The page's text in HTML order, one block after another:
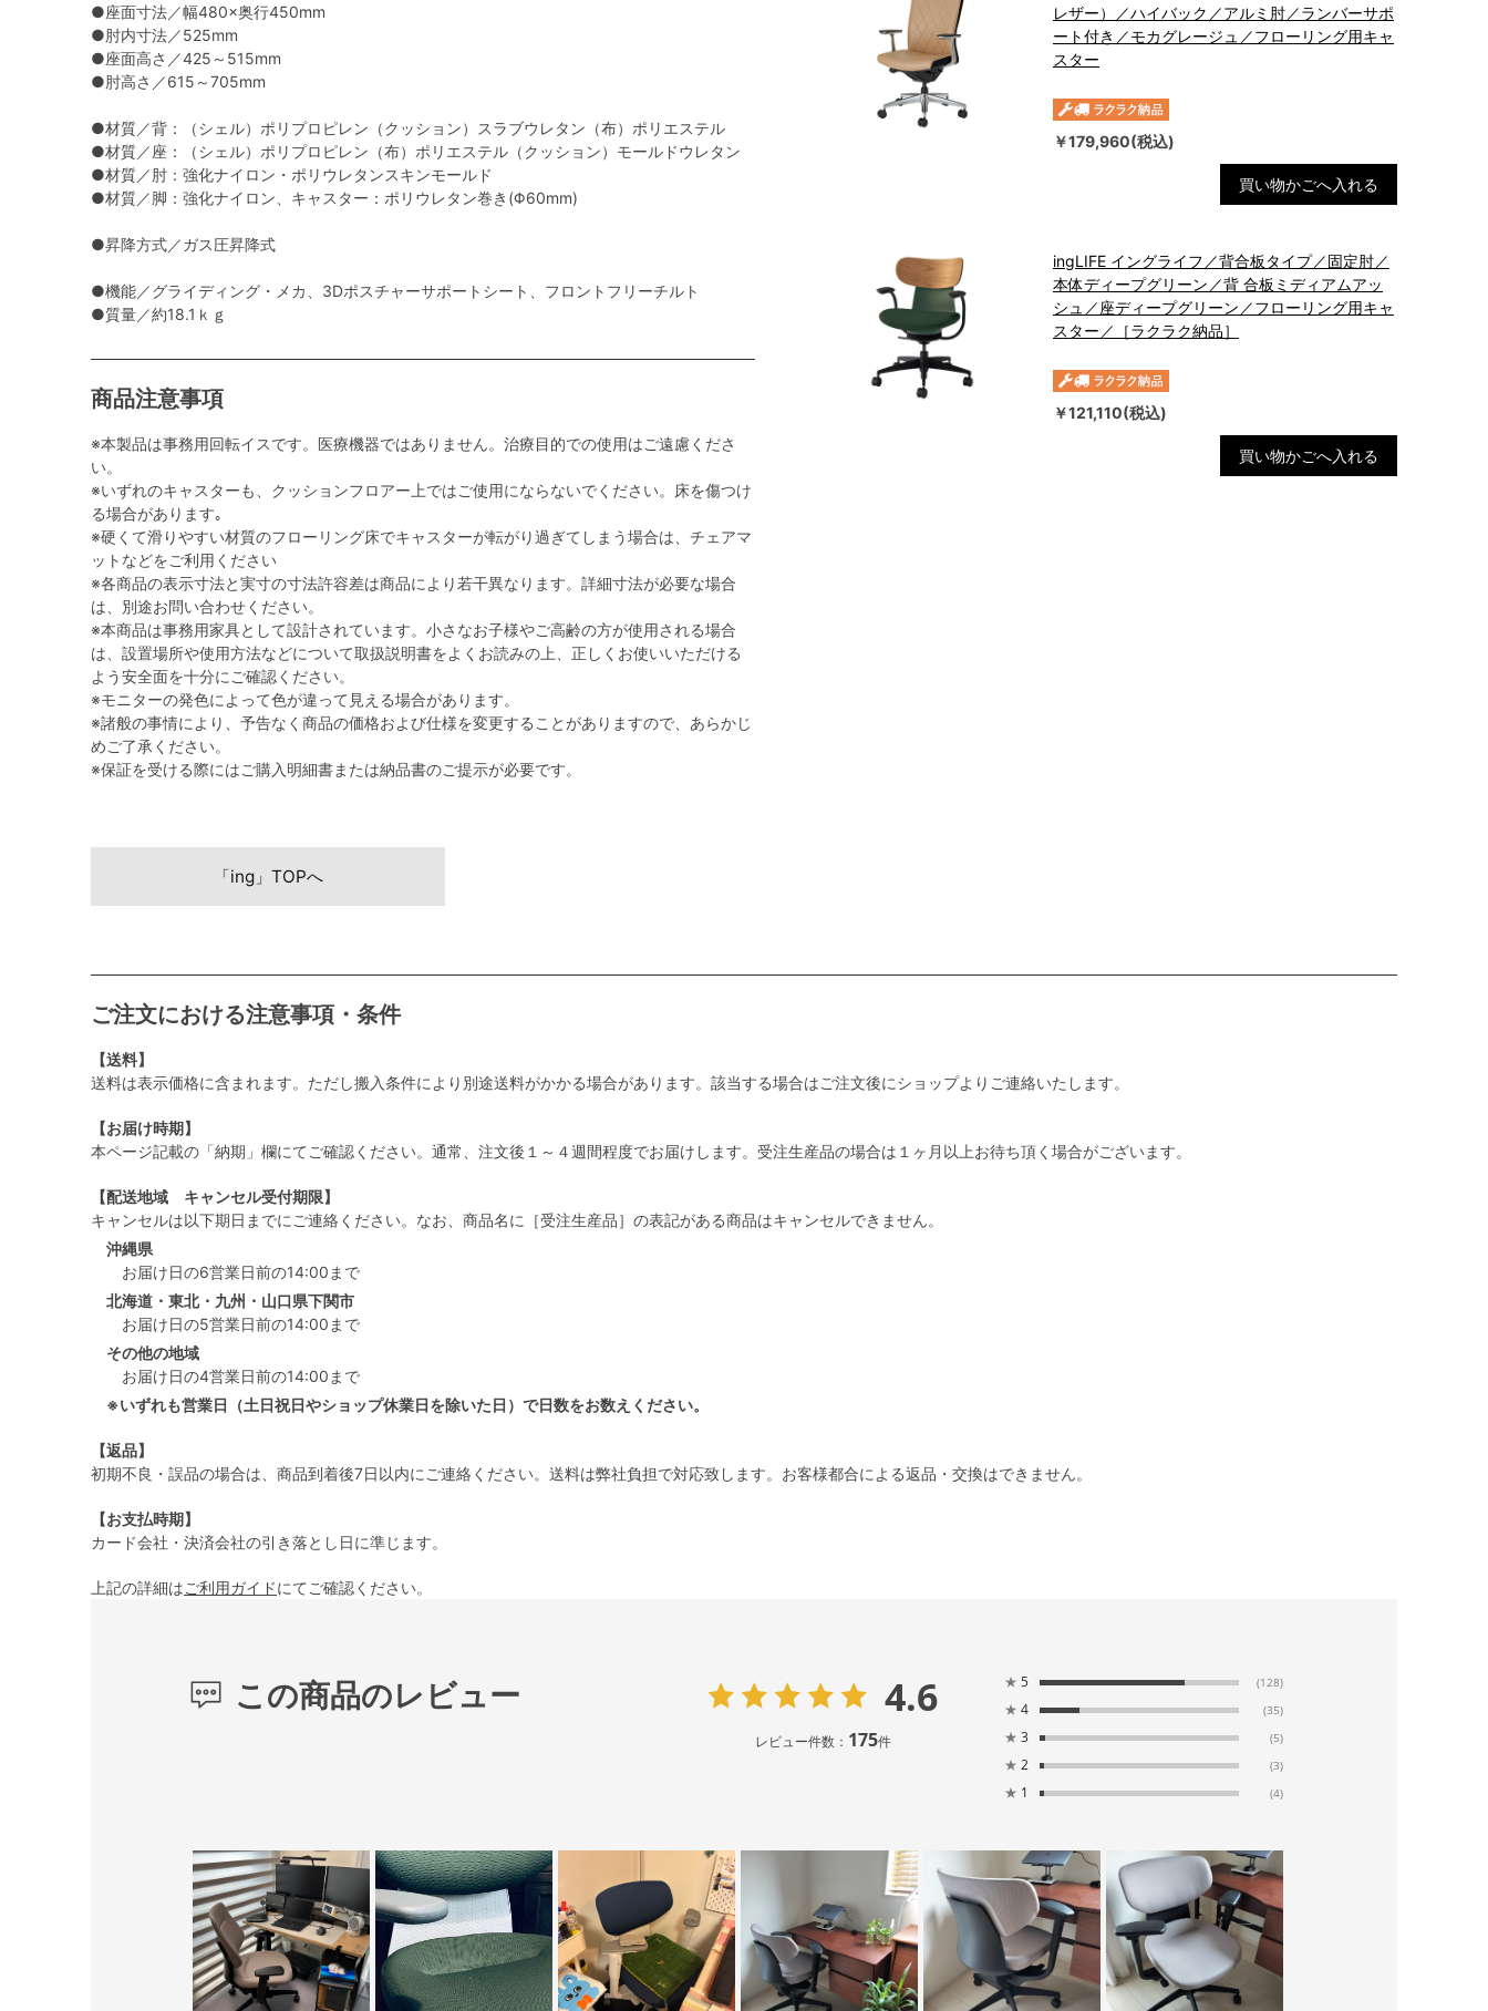
●座面寸法／幅480×奥行450mm
●肘内寸法／525mm
●座面高さ／425～515mm
●肘高さ／615～705mm
●材質／背：（シェル）ポリプロピレン（クッション）スラブウレタン（布）ポリエステル
●材質／座：（シェル）ポリプロピレン（布）ポリエステル（クッション）モールドウレタン
●材質／肘：強化ナイロン・ポリウレタンスキンモールド
●材質／脚：強化ナイロン、キャスター：ポリウレタン巻き(Φ60mm)
●昇降方式／ガス圧昇降式
●機能／グライディング・メカ、3Dポスチャーサポートシート、フロントフリーチルト
●質量／約18.1ｋｇ
商品注意事項
※本製品は事務用回転イスです。医療機器ではありません。治療目的での使用はご遠慮くださ
い。
※いずれのキャスターも、クッションフロアー上ではご使用にならないでください。床を傷つけ
る場合があります｡
※硬くて滑りやすい材質のフローリング床でキャスターが転がり過ぎてしまう場合は、チェアマ
ットなどをご利用ください
※各商品の表示寸法と実寸の寸法許容差は商品により若干異なります。詳細寸法が必要な場合
は、別途お問い合わせください。
※本商品は事務用家具として設計されています。小さなお子様やご高齢の方が使用される場合
は、設置場所や使用方法などについて取扱説明書をよくお読みの上、正しくお使いいただける
よう安全面を十分にご確認ください。
※モニターの発色によって色が違って見える場合があります。
※諸般の事情により、予告なく商品の価格および仕様を変更することがありますので、あらかじ
めご了承ください。
※保証を受ける際にはご購入明細書または納品書のご提示が必要です。
レザー）／ハイバック／アルミ肘／ランバーサポ
ート付き／モカグレージュ／フローリング用キャ
スター
￥179,960(税込)
買い物かごへ入れる
ingLIFE イングライフ／背合板タイプ／固定肘／
本体ディープグリーン／背 合板ミディアムアッ
シュ／座ディープグリーン／フローリング用キャ
スター／［ラクラク納品］
￥121,110(税込)
買い物かごへ入れる
「ing」TOPへ
ご注文における注意事項・条件
【送料】
送料は表示価格に含まれます。ただし搬入条件により別途送料がかかる場合があります。該当する場合はご注文後にショップよりご連絡いたします。
【お届け時期】
本ページ記載の「納期」欄にてご確認ください。通常、注文後１～４週間程度でお届けします。受注生産品の場合は１ヶ月以上お待ち頂く場合がございます。
【配送地域 キャンセル受付期限】
キャンセルは以下期日までにご連絡ください。なお、商品名に［受注生産品］の表記がある商品はキャンセルできません。
沖縄県
お届け日の6営業日前の14:00まで
北海道・東北・九州・山口県下関市
お届け日の5営業日前の14:00まで
その他の地域
お届け日の4営業日前の14:00まで
※いずれも営業日（土日祝日やショップ休業日を除いた日）で日数をお数えください。
【返品】
初期不良・誤品の場合は、商品到着後7日以内にご連絡ください。送料は弊社負担で対応致します。お客様都合による返品・交換はできません。
【お支払時期】
カード会社・決済会社の引き落とし日に準じます。
上記の詳細はご利用ガイドにてご確認ください。
この商品のレビュー 4.6
レビュー件数： 175件
★ 5 (128)
★ 4 (35)
★ 3 (5)
★ 2 (3)
★ 1 (4)